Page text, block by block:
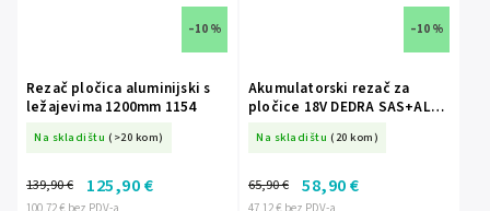
–10 %
Rezač pločica aluminijski s
ležajevima 1200mm 1154
Na skladištu (>20 kom)
139,90 € 125,90 €
–10 %
Akumulatorski rezač za
pločice 18V DEDRA SAS+ALL
Na skladištu (20 kom)
65,90 € 58,90 €